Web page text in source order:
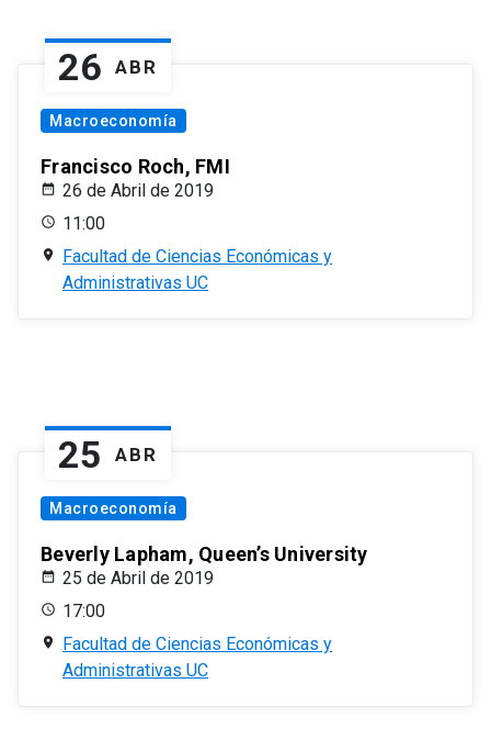
26 ABR
Macroeconomía
Francisco Roch, FMI
26 de Abril de 2019
11:00
Facultad de Ciencias Económicas y
Administrativas UC
25 ABR
Macroeconomía
Beverly Lapham, Queen’s University
25 de Abril de 2019
17:00
Facultad de Ciencias Económicas y
Administrativas UC